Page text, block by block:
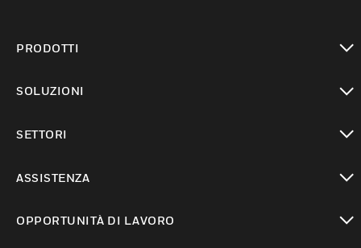
PRODOTTI
SOLUZIONI
SETTORI
ASSISTENZA
OPPORTUNITÀ DI LAVORO